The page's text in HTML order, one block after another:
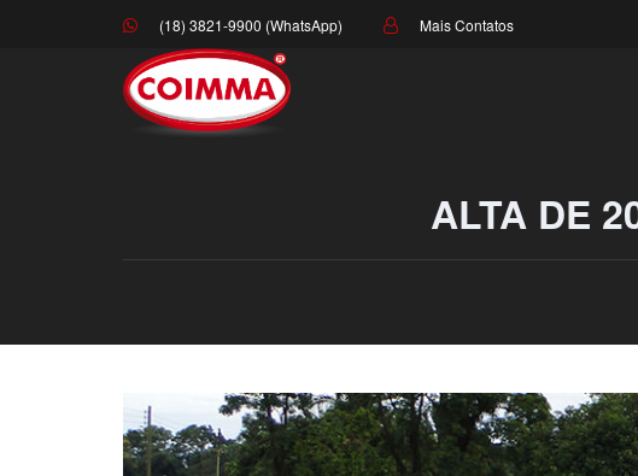
(18) 3821-9900 (WhatsApp) Mais Contatos
ALTA DE